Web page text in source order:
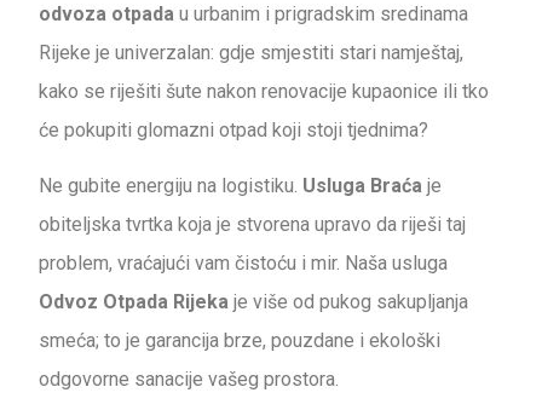
odvoza otpada u urbanim i prigradskim sredinama
Rijeke je univerzalan: gdje smjestiti stari namještaj,
kako se riješiti šute nakon renovacije kupaonice ili tko
će pokupiti glomazni otpad koji stoji tjednima?
Ne gubite energiju na logistiku. Usluga Braća je
obiteljska tvrtka koja je stvorena upravo da riješi taj
problem, vraćajući vam čistoću i mir. Naša usluga
Odvoz Otpada Rijeka je više od pukog sakupljanja
smeća; to je garancija brze, pouzdane i ekološki
odgovorne sanacije vašeg prostora.